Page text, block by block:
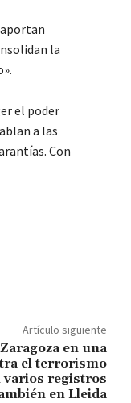
la
el poder
a las
Con
Artículo siguiente
en una
el terrorismo
varios registros
en Lleida